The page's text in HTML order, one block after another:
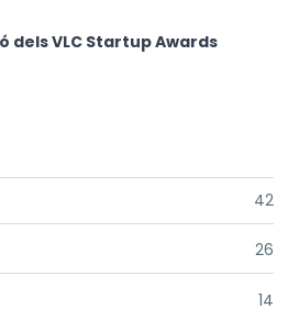
dels VLC Startup Awards
42
26
14